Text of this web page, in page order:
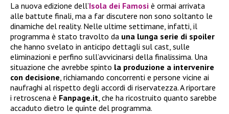
La nuova edizione dell’Isola dei Famosi è ormai arrivata
alle battute finali, ma a far discutere non sono soltanto le
dinamiche del reality. Nelle ultime settimane, infatti, il
programma è stato travolto da una lunga serie di spoiler
che hanno svelato in anticipo dettagli sul cast, sulle
eliminazioni e perfino sull’avvicinarsi della finalissima. Una
situazione che avrebbe spinto la produzione a intervenire
con decisione, richiamando concorrenti e persone vicine ai
naufraghi al rispetto degli accordi di riservatezza. A riportare
i retroscena è Fanpage.it, che ha ricostruito quanto sarebbe
accaduto dietro le quinte del programma.